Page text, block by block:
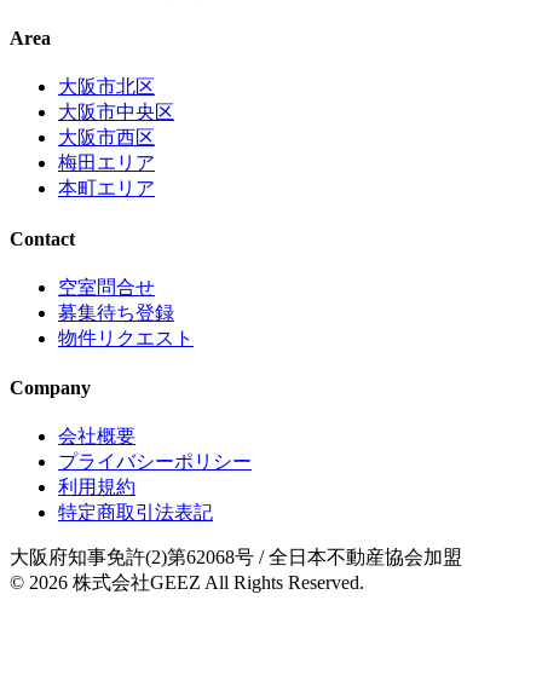
Area
大阪市北区
大阪市中央区
大阪市西区
梅田エリア
本町エリア
Contact
空室問合せ
募集待ち登録
物件リクエスト
Company
会社概要
プライバシーポリシー
利用規約
特定商取引法表記
大阪府知事免許(2)第62068号 / 全日本不動産協会加盟
© 2026 株式会社GEEZ All Rights Reserved.